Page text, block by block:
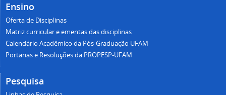
Ensino
Oferta de Disciplinas
Matriz curricular e ementas das disciplinas
Calendário Acadêmico da Pós-Graduação UFAM
Portarias e Resoluções da PROPESP-UFAM
Pesquisa